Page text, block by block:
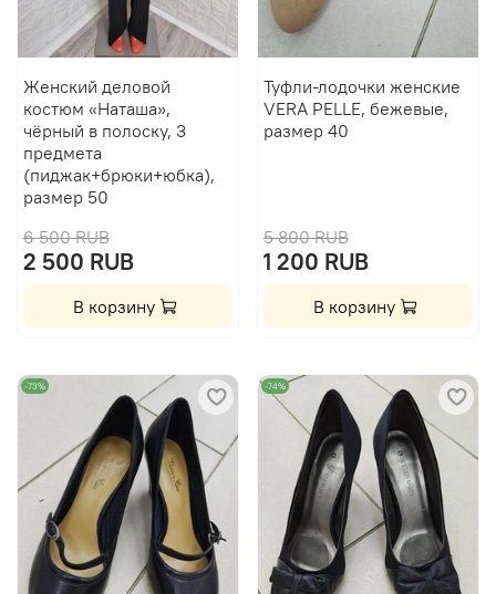
Женский деловой
костюм «Наташа»,
чёрный в полоску, 3
предмета
(пиджак+брюки+юбка),
размер 50
6 500 RUB
2 500 RUB
В корзину
Туфли-лодочки женские
VERA PELLE, бежевые,
размер 40
5 800 RUB
1 200 RUB
В корзину
-73% -74%